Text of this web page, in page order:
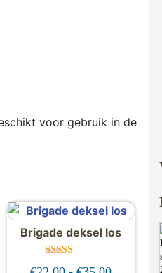
voor gebruik in de
Brigade deksel los